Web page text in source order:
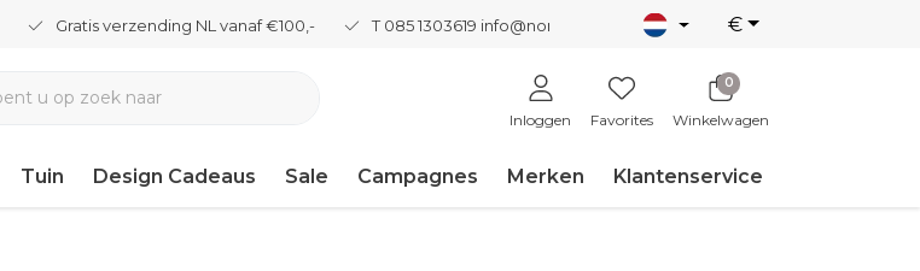
Gratis verzending NL vanaf €100,- T 085 1303619 info@nordicnew.nl €
Inloggen Favorites
0
Winkelwagen
Tuin Design Cadeaus Sale Campagnes Merken Klantenservice